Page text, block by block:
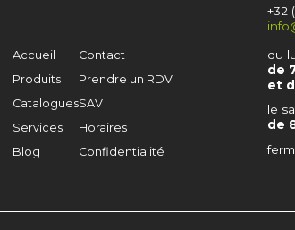
Accueil
Produits
Catalogues
Services
Blog
Contact
Prendre un RDV
SAV
Horaires
Confidentialité
+32
du
de
et
le
de